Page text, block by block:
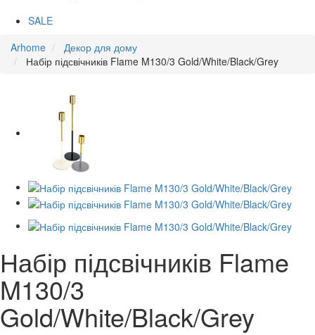
SALE
Arhome
Декор для дому
Набір підсвічників Flame M130/3 Gold/White/Black/Grey
Набір підсвічників Flame
M130/3
Gold/White/Black/Grey